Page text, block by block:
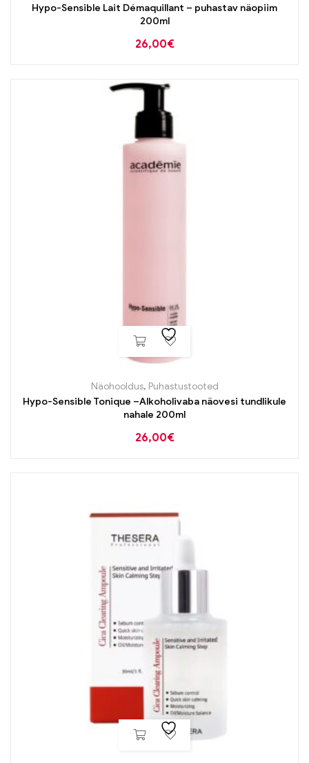
Hypo-Sensible Lait Démaquillant – puhastav näopiim
200ml
26,00€
Näohooldus, Puhastustooted
Hypo-Sensible Tonique –Alkoholivaba näovesi tundlikule
nahale 200ml
26,00€